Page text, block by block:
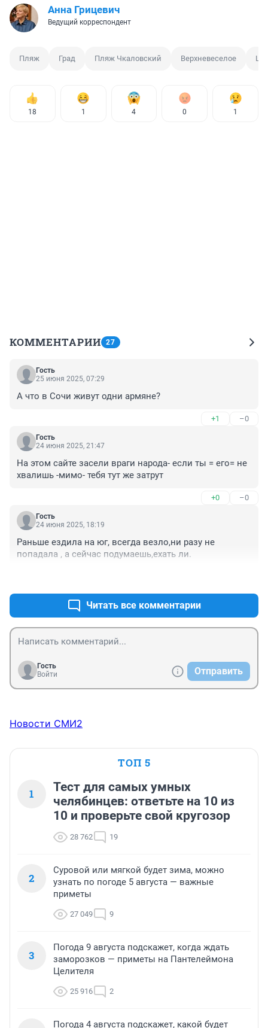
Анна Грицевич
Ведущий корреспондент
Пляж Град Пляж Чкаловский Верхневеселое
18 1 4 0 1
КОММЕНТАРИИ 27
Гость
25 июня 2025, 07:29
А что в Сочи живут одни армяне?
+1 –0
Гость
24 июня 2025, 21:47
На этом сайте засели враги народа- если ты = его= не
хвалишь -мимо- тебя тут же затрут
+0 –0
Гость
24 июня 2025, 18:19
Раньше ездила на юг, всегда везло,ни разу не
попадала , а сейчас подумаешь,ехать ли.
Читать все комментарии
Гость
Войти
Отправить
Новости СМИ2
ТОП 5
1
Тест для самых умных
челябинцев: ответьте на 10 из
10 и проверьте свой кругозор
28 762 19
2
Суровой или мягкой будет зима, можно
узнать по погоде 5 августа — важные
приметы
27 049 9
3
Погода 9 августа подскажет, когда ждать
заморозков — приметы на Пантелеймона
Целителя
25 916 2
Погода 4 августа подскажет, какой будет